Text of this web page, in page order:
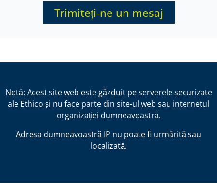
Trimiteți-ne un mesaj
Notă: Acest site web este găzduit pe serverele securizate
ale Ethico și nu face parte din site-ul web sau internetul
organizației dumneavoastră.
Adresa dumneavoastră IP nu poate fi urmărită sau
localizată.